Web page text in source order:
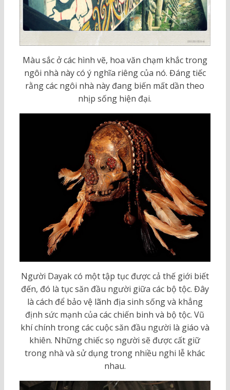
Màu sắc ở các hình vẽ, hoa văn chạm khắc trong
ngôi nhà này có ý nghĩa riêng của nó. Đáng tiếc
rằng các ngôi nhà này đang biến mất dần theo
nhịp sống hiện đại.
Người Dayak có một tập tục được cả thế giới biết
đến, đó là tục săn đầu người giữa các bộ tộc. Đây
là cách để bảo vệ lãnh địa sinh sống và khẳng
định sức mạnh của các chiến binh và bộ tộc. Vũ
khí chính trong các cuộc săn đầu người là giáo và
khiên. Những chiếc sọ người sẽ được cất giữ
trong nhà và sử dụng trong nhiều nghi lễ khác
nhau.